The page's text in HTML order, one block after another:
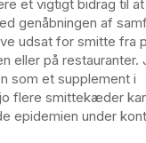
et vigtigt bidrag til
genåbningen af
udsat for smitte fra
eller på restauranter.
som et supplement i
flere smittekæder
epidemien under